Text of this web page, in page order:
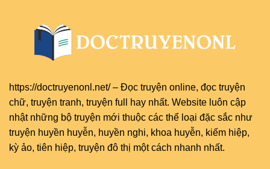
https://doctruyenonl.net/– Đọc truyện online, đọc truyện
chữ, truyện tranh, truyện full
hay nhất. Website luôn cập
nhật những bộ truyện mới thuộc các thể loại đặc sắc như
truyện huyền huyễn, huyền nghi, khoa huyễn, kiếm hiệp,
kỳ ảo, tiên hiệp, truyện đô thị một cách nhanh nhất.